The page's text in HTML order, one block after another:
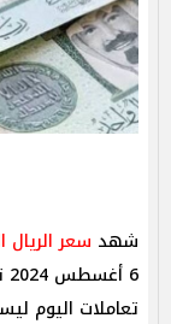
شهد سعر